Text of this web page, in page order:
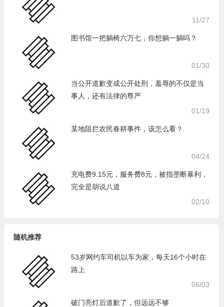
11/27
图书馆一把躺椅六万七，你想躺一躺吗？
01/30
当公开道歉变成公开处刑，羞辱的不仅是当
事人，还有法律的尊严
01/19
某地阻拦农民春耕事件，该怎么看？
04/24
充电费9.15元，服务费8元，被指垄断暴利，
完全是胡说八道
02/10
随机推荐
53岁网约车司机以车为家，每天16个小时在
路上
06/03
破门亮灯后道歉了，但远远不够